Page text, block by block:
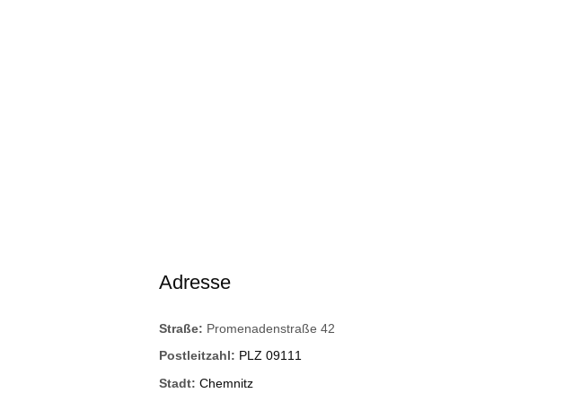
Adresse
Straße: Promenadenstraße 42
Postleitzahl: PLZ 09111
Stadt:Chemnitz